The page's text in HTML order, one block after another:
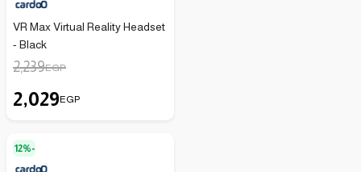
VR Max Virtual Reality Headset
- Black
2,239EGP
2,029EGP
12%-